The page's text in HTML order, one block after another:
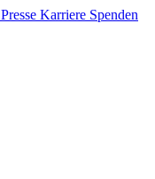
Presse Karriere Spenden